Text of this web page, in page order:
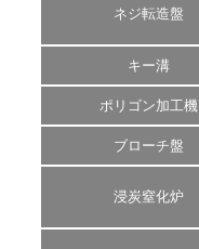
ネジ転造盤
キー溝
ポリゴン加工機
ブローチ盤
浸炭窒化炉